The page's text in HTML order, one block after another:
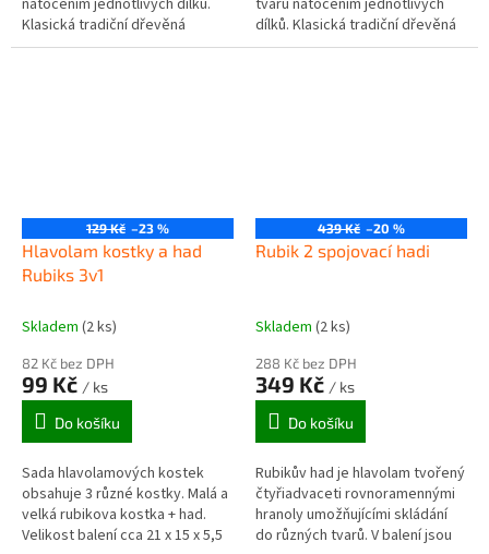
Klasická tradiční dřevěná
dětská skládačka ze dřeva.
dílků. Klasická tradiční dřevěná
dětská skládačka s hlavičkou
129 Kč –23 %
Hlavolam kostky a had
Rubiks 3v1
Skladem (2 ks)
82 Kč bez DPH
99 Kč / ks
Do košíku
Sada hlavolamových kostek
obsahuje 3 různé kostky. Malá a
velká rubikova kostka + had.
Velikost balení cca 21 x 15 x 5,5
439 Kč –20 %
Rubik 2 spojovací hadi
Skladem (2 ks)
288 Kč bez DPH
349 Kč / ks
Do košíku
Rubikův had je hlavolam tvořený
čtyřiadvaceti rovnoramennými
hranoly umožňujícími skládání
do různých tvarů. V balení jsou